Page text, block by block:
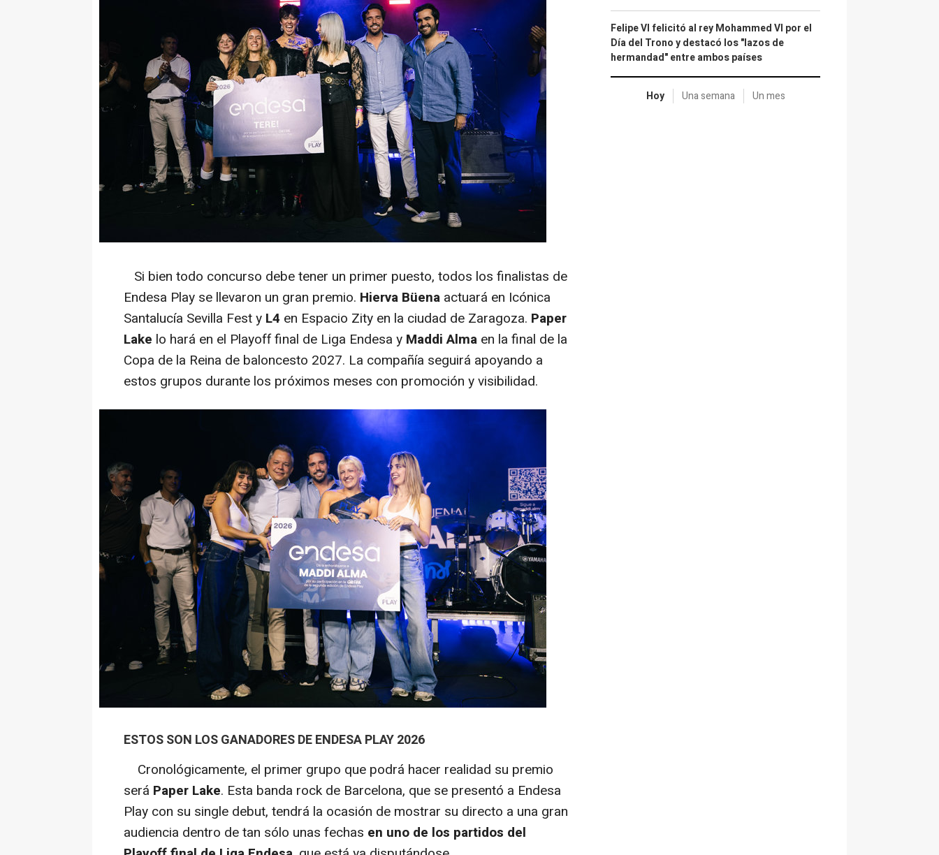
Si bien todo concurso debe tener un primer puesto, todos los finalistas de
Endesa Play se llevaron un gran premio. Hierva Büena actuará en Icónica
Santalucía Sevilla Fest y L4 en Espacio Zity en la ciudad de Zaragoza. Paper
Lake lo hará en el Playoff final de Liga Endesa y Maddi Alma en la final de la
Copa de la Reina de baloncesto 2027. La compañía seguirá apoyando a
estos grupos durante los próximos meses con promoción y visibilidad.
ESTOS SON LOS GANADORES DE ENDESA PLAY 2026
Cronológicamente, el primer grupo que podrá hacer realidad su premio
será Paper Lake. Esta banda rock de Barcelona, que se presentó a Endesa
Play con su single debut, tendrá la ocasión de mostrar su directo a una gran
audiencia dentro de tan sólo unas fechas en uno de los partidos del
Felipe VI felicitó al rey Mohammed VI por el
Día del Trono y destacó los "lazos de
hermandad" entre ambos países
Hoy Una semana Un mes